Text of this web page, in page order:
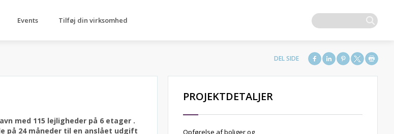
Events Tilføj din virksomhed
med 115 lejligheder på 6 etager .
på 24 måneder til en anslået udgift
PROJEKTDETALJER
Opførelse af boliger og